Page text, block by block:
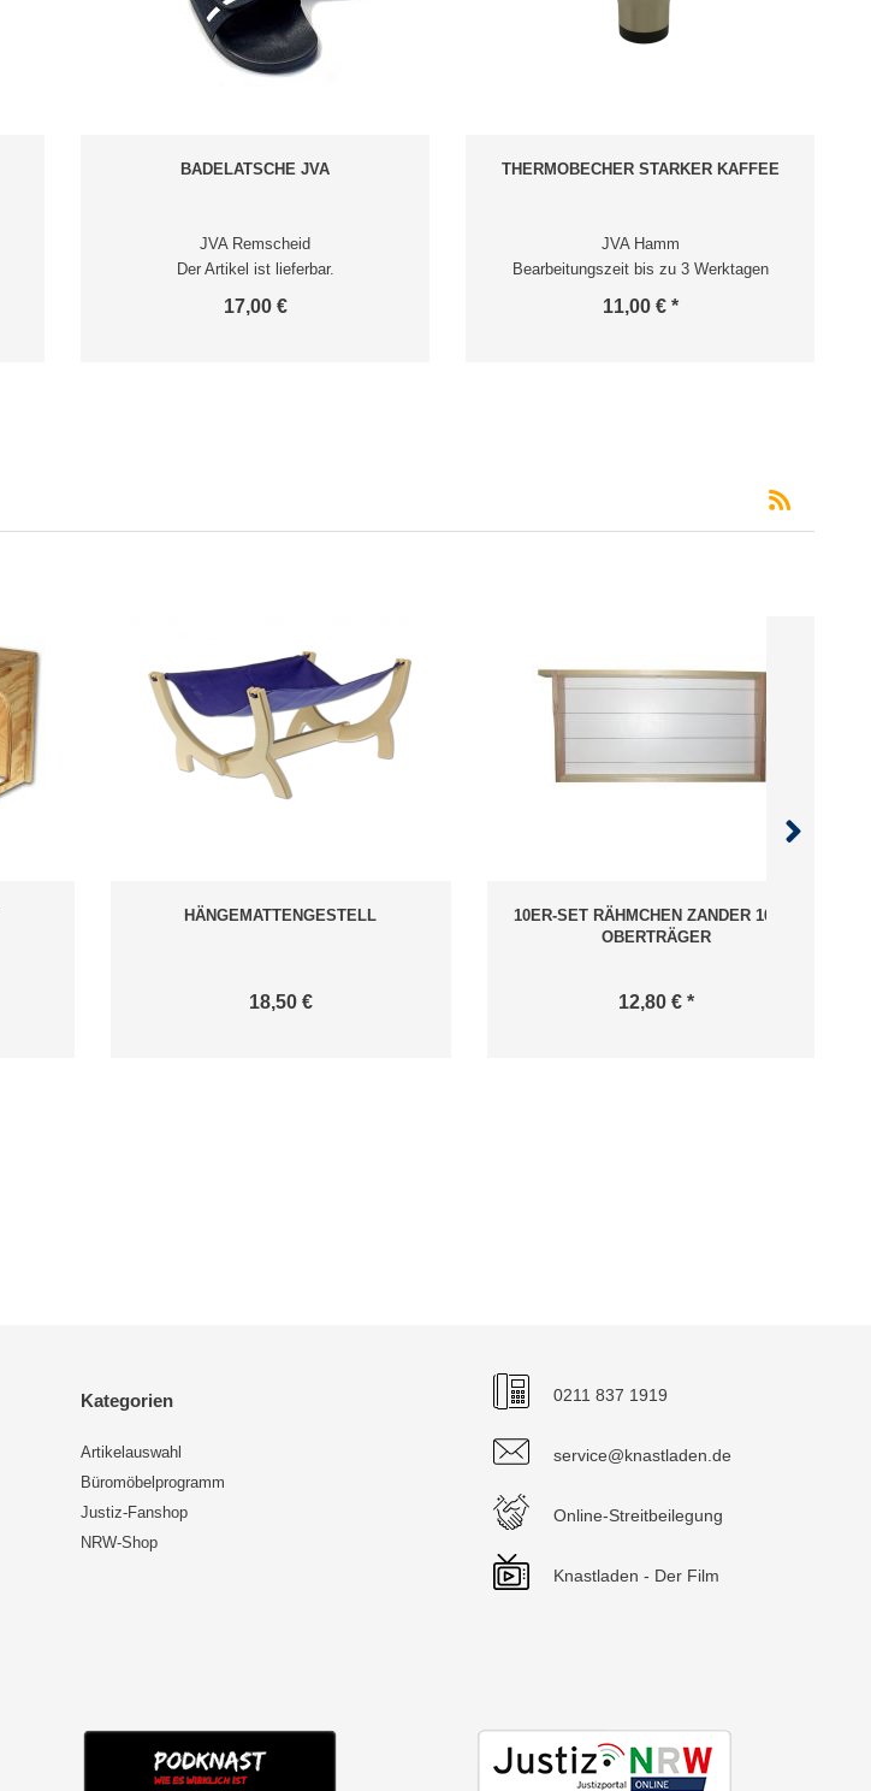
BADELATSCHE JVA
JVA Remscheid
Der Artikel ist lieferbar.
17,00 €
THERMOBECHER STARKER KAFFEE
JVA Hamm
Bearbeitungszeit bis zu 3 Werktagen
11,00 € *
HÄNGEMATTENGESTELL
18,50 €
10ER-SET RÄHMCHEN ZANDER 10MM
OBERTRÄGER
12,80 € *
Kategorien
Artikelauswahl
Büromöbelprogramm
Justiz-Fanshop
NRW-Shop
0211 837 1919
service@knastladen.de
Online-Streitbeilegung
Knastladen - Der Film